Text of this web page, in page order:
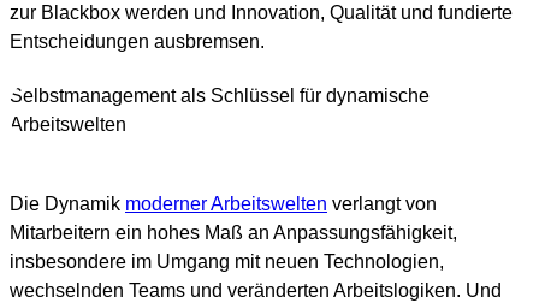
zur Blackbox werden und Innovation, Qualität und fundierte
Entscheidungen ausbremsen.
Selbstmanagement als Schlüssel für dynamische
Arbeitswelten
Die Dynamik moderner Arbeitswelten verlangt von
Mitarbeitern ein hohes Maß an Anpassungsfähigkeit,
insbesondere im Umgang mit neuen Technologien,
wechselnden Teams und veränderten Arbeitslogiken. Und